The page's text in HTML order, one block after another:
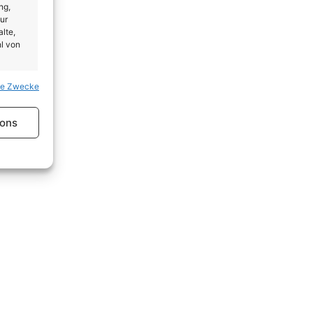
von
aktiv
Zwecke